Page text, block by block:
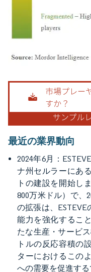
画像 © Mordor Intelligence。
最近の業界動向
2024年6月：
ナ州セルラーにあ
トの建設を開始し
800万米ドル）で、
の拡張は、
能力を強化するこ
たな生産・サービ
トルの反応容積の
ターにおけるこの
への需要を促進する